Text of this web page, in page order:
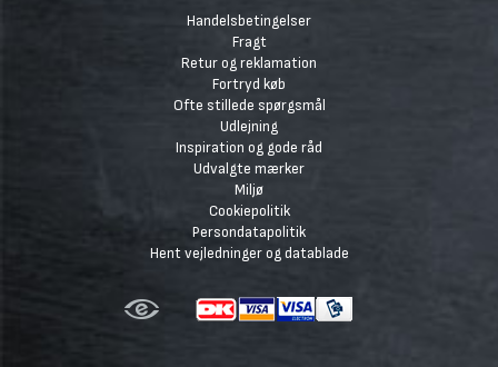
Handelsbetingelser
Fragt
Retur og reklamation
Fortryd køb
Ofte stillede spørgsmål
Udlejning
Inspiration og gode råd
Udvalgte mærker
Miljø
Cookiepolitik
Persondatapolitik
Hent vejledninger og datablade